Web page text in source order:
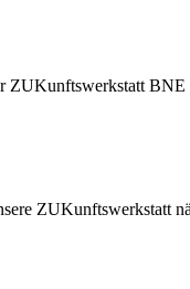
ZUKunftswerkstatt
ZUKunftswerkstatt